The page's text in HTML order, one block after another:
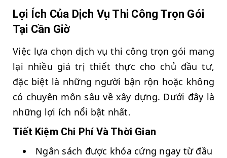
Lợi Ích Của Dịch Vụ Thi Công Trọn Gói
Tại Cần Giờ
Việc lựa chọn dịch vụ thi công trọn gói mang
lại nhiều giá trị thiết thực cho chủ đầu tư,
đặc biệt là những người bận rộn hoặc không
có chuyên môn sâu về xây dựng. Dưới đây là
những lợi ích nổi bật nhất.
Tiết Kiệm Chi Phí Và Thời Gian
Ngân sách được khóa cứng ngay từ đầu